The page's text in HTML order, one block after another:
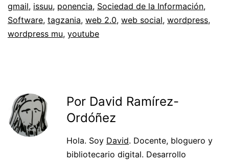
gmail, issuu, ponencia, Sociedad de la Información,
Software, tagzania, web 2.0, web social, wordpress,
wordpress mu, youtube
Por David Ramírez-
Ordóñez
Hola. Soy David. Docente, bloguero y
bibliotecario digital. Desarrollo